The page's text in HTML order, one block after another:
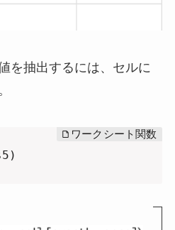
を抽出するには、セルに